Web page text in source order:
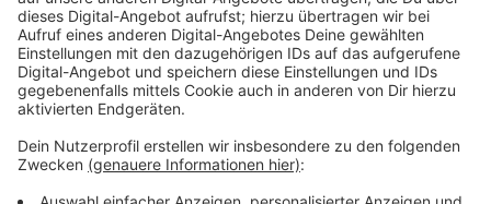
startet das Familienfest.
Anzeige